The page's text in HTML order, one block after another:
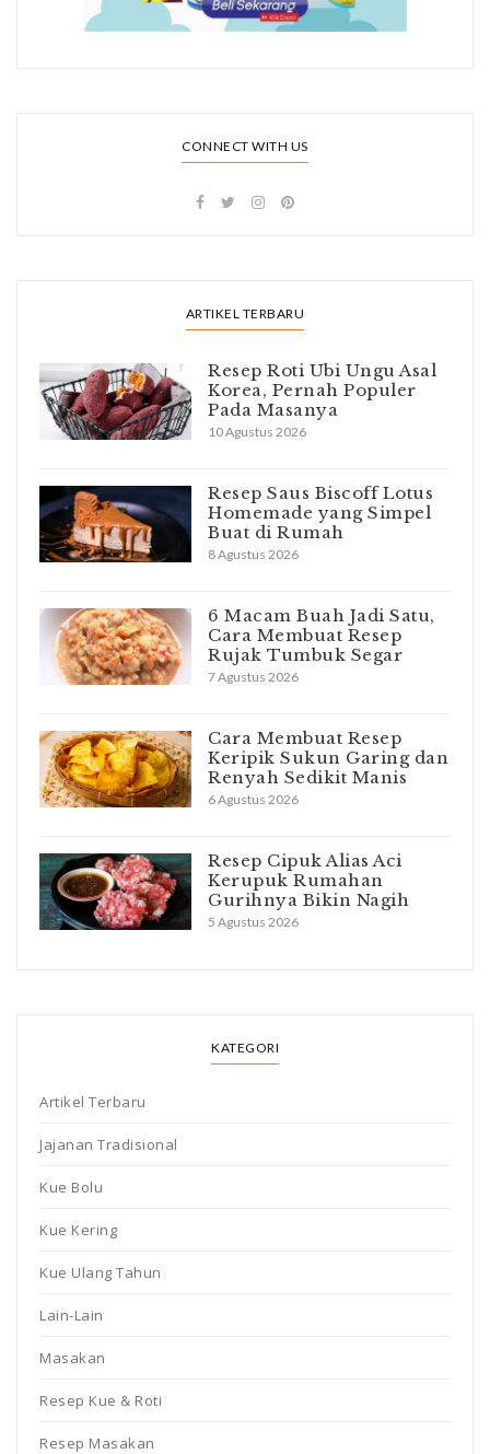
CONNECT WITH US
ARTIKEL TERBARU
Resep Roti Ubi Ungu Asal
Korea, Pernah Populer
Pada Masanya
10 Agustus 2026
Resep Saus Biscoff Lotus
Homemade yang Simpel
Buat di Rumah
8 Agustus 2026
6 Macam Buah Jadi Satu,
Cara Membuat Resep
Rujak Tumbuk Segar
7 Agustus 2026
Cara Membuat Resep
Keripik Sukun Garing dan
Renyah Sedikit Manis
6 Agustus 2026
Resep Cipuk Alias Aci
Kerupuk Rumahan
Gurihnya Bikin Nagih
5 Agustus 2026
KATEGORI
Artikel Terbaru
Jajanan Tradisional
Kue Bolu
Kue Kering
Kue Ulang Tahun
Lain-Lain
Masakan
Resep Kue & Roti
Resep Masakan